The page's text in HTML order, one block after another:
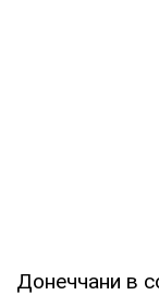
Донеччани в